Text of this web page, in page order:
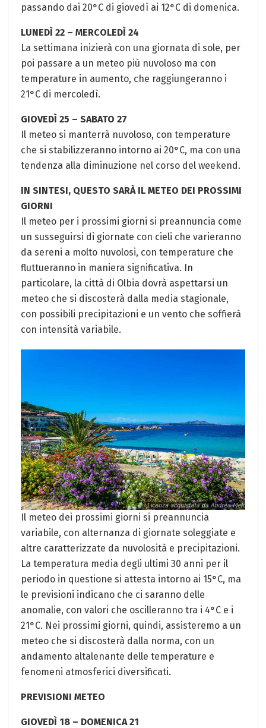
passando dai 20°C di giovedì ai 12°C di domenica.
LUNEDÌ 22 – MERCOLEDÌ 24
La settimana inizierà con una giornata di sole, per
poi passare a un meteo più nuvoloso ma con
temperature in aumento, che raggiungeranno i
21°C di mercoledì.
GIOVEDÌ 25 – SABATO 27
Il meteo si manterrà nuvoloso, con temperature
che si stabilizzeranno intorno ai 20°C, ma con una
tendenza alla diminuzione nel corso del weekend.
IN SINTESI, QUESTO SARÀ IL METEO DEI PROSSIMI
GIORNI
Il meteo per i prossimi giorni si preannuncia come
un susseguirsi di giornate con cieli che varieranno
da sereni a molto nuvolosi, con temperature che
fluttueranno in maniera significativa. In
particolare, la città di Olbia dovrà aspettarsi un
meteo che si discosterà dalla media stagionale,
con possibili precipitazioni e un vento che soffierà
con intensità variabile.
Il meteo dei prossimi giorni si preannuncia
variabile, con alternanza di giornate soleggiate e
altre caratterizzate da nuvolosità e precipitazioni.
La temperatura media degli ultimi 30 anni per il
periodo in questione si attesta intorno ai 15°C, ma
le previsioni indicano che ci saranno delle
anomalie, con valori che oscilleranno tra i 4°C e i
21°C. Nei prossimi giorni, quindi, assisteremo a un
meteo che si discosterà dalla norma, con un
andamento altalenante delle temperature e
fenomeni atmosferici diversificati.
PREVISIONI METEO
GIOVEDÌ 18 – DOMENICA 21